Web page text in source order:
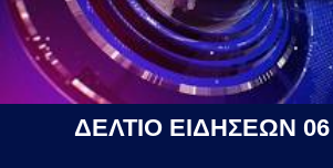
ΔΕΛΤΙΟ ΕΙΔΗΣΕΩΝ 06